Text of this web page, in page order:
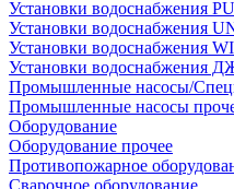
Установки водоснабжения
Установки водоснабжения
Установки водоснабжения
Установки водоснабжения
Промышленные насосы/
Промышленные насосы
Оборудование
Оборудование прочее
Противопожарное
Сварочное оборудование